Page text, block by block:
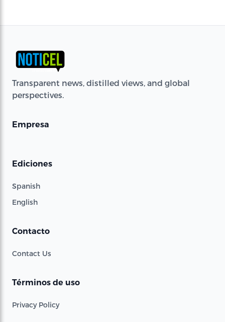
Transparent news, distilled views, and global
perspectives.
Empresa
Ediciones
Spanish
English
Contacto
Contact Us
Términos de uso
Privacy Policy